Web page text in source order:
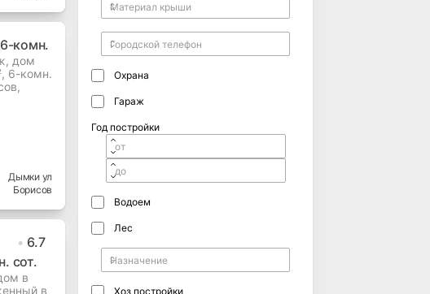
6-комн.
дом
6-комн.
Дымки ул
Борисов
6.7
сот.
в
в
Охрана
Гараж
Год постройки
Водоем
Лес
Хоз постройки